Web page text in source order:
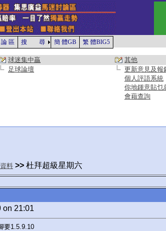
論 區 搜 尋 簡 體GB 繁 體BIG5
球迷集中贏
其他
足球論壇
更新意見及報
個人評語系統
你地鍾意貼乜
會藉查詢
料 >> 杜拜超級星期六
on 21:01
要1.5.9.10